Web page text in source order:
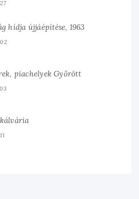
hídja újjáépítése, 1963
piachelyek Győrött